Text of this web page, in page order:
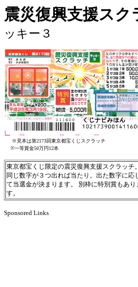
震災復興支援ス
ッキー３
※見本は第2173回東京都宝くじスクラッチ
※一等賞金50万円12本
東京都宝くじ限定の震災復興支援スクラッチ。
同じ数字が３つ出れば当たり。出た数字に応
て当選金が決まります。 別枠に特別賞もあり
す。
Sponsored Links